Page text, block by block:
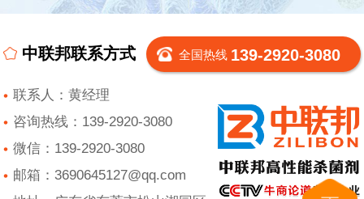
中联邦联系方式 全国热线 139-2920-3080
联系人：黄经理
咨询热线：139-2920-3080
微信：139-2920-3080
邮箱：3690645127@qq.com